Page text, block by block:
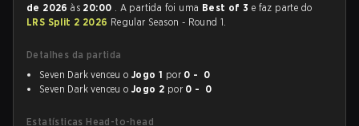
de 2026às 20:00 . A partida foi uma Best of 3 e faz parte do
LRS Split 2 2026 Regular Season - Round 1.
Detalhes da partida
Seven Dark venceu o Jogo 1 por 0 - 0
Seven Dark venceu o Jogo 2 por 0 - 0
Estatísticas Head-to-head